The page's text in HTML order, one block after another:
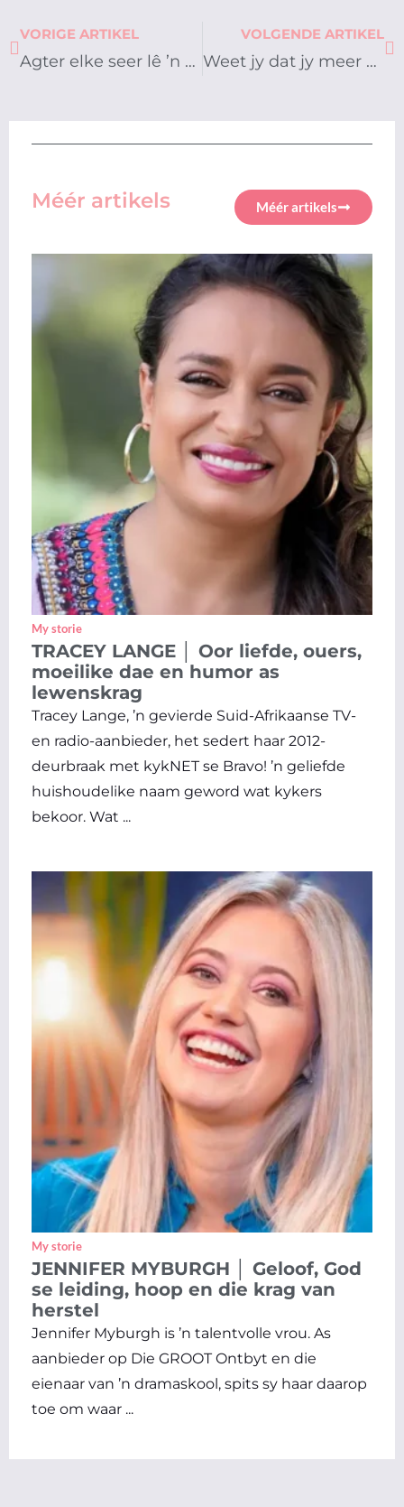
Prev
VORIGE ARTIKEL
Agter elke seer lê ’n storie
VOLGENDE ARTIKEL
Weet jy dat jy meer as jou foute is?
Méér artikels Méér artikels
My storie
TRACEY LANGE │ Oor liefde, ouers,
moeilike dae en humor as
lewenskrag
Tracey Lange, ’n gevierde Suid-Afrikaanse TV-
en radio-aanbieder, het sedert haar 2012-
deurbraak met kykNET se Bravo! ’n geliefde
huishoudelike naam geword wat kykers
bekoor. Wat ...
My storie
JENNIFER MYBURGH │ Geloof, God
se leiding, hoop en die krag van
herstel
Jennifer Myburgh is ’n talentvolle vrou. As
aanbieder op Die GROOT Ontbyt en die
eienaar van ’n dramaskool, spits sy haar daarop
toe om waar ...